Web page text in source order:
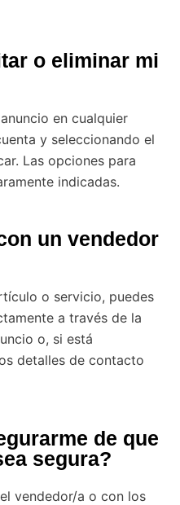
o eliminar mi
en cualquier
y seleccionando el
Las opciones para
indicadas.
un vendedor
o servicio, puedes
a través de la
o, si está
detalles de contacto
de que
segura?
vendedor/a o con los